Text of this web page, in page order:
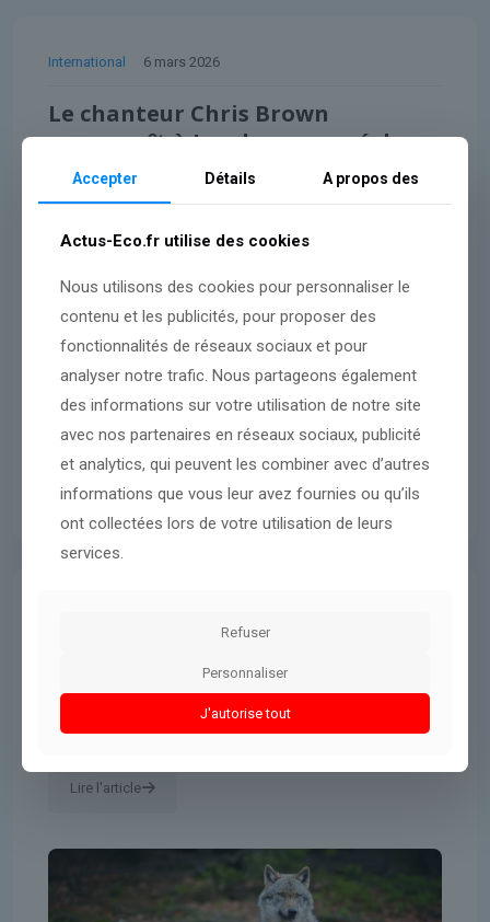
International 6 mars 2026
Le chanteur Chris Brown
comparaît à Londres, accusé de
coups et blessures
Lire l'article
La hausse des attaques menées
par des loups pousse l'Allemagne
vers le retour de la chasse
Lire l'article
Accepter Détails A propos des
Actus-Eco.fr utilise des cookies
Nous utilisons des cookies pour personnaliser le
contenu et les publicités, pour proposer des
fonctionnalités de réseaux sociaux et pour
analyser notre trafic. Nous partageons également
des informations sur votre utilisation de notre site
avec nos partenaires en réseaux sociaux, publicité
et analytics, qui peuvent les combiner avec d’autres
informations que vous leur avez fournies ou qu’ils
ont collectées lors de votre utilisation de leurs
services.
Refuser
Personnaliser
J'autorise tout